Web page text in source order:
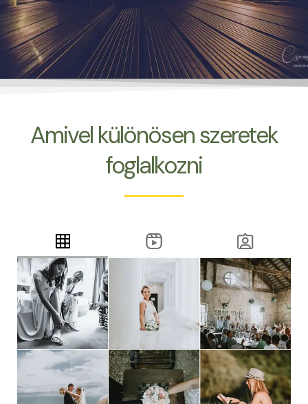
Amivel különösen szeretek
foglalkozni